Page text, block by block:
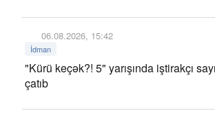
06.08.2026, 15:42
İdman
"Kürü keçək?! 5" yarışında iştirakçı
çatıb